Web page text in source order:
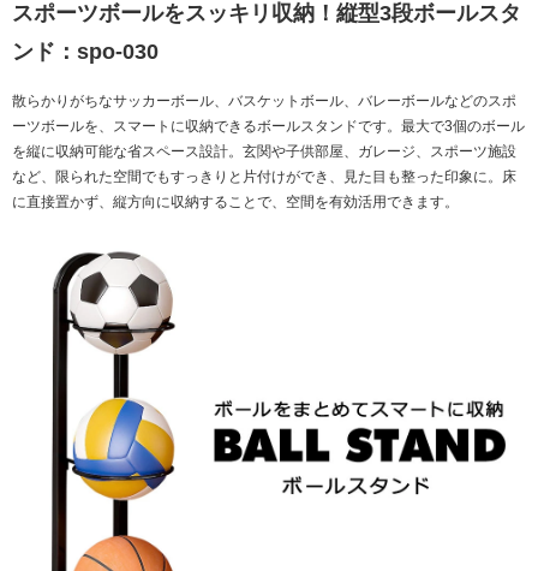
スポーツボールをスッキリ収納！縦型3段ボールスタ
ンド：spo-030
散らかりがちなサッカーボール、バスケットボール、バレーボールなどのスポ
ーツボールを、スマートに収納できるボールスタンドです。最大で3個のボール
を縦に収納可能な省スペース設計。玄関や子供部屋、ガレージ、スポーツ施設
など、限られた空間でもすっきりと片付けができ、見た目も整った印象に。床
に直接置かず、縦方向に収納することで、空間を有効活用できます。